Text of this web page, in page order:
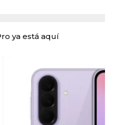
ya está aquí